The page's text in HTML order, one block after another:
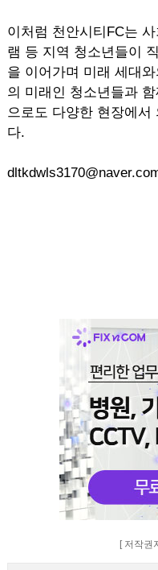
이처럼 천안시티FC는
램 등 지역 청소년들이
을 이어가며 미래 세대
의 미래인 청소년들과
으로도 다양한 현장에서
다.
[ 저작권